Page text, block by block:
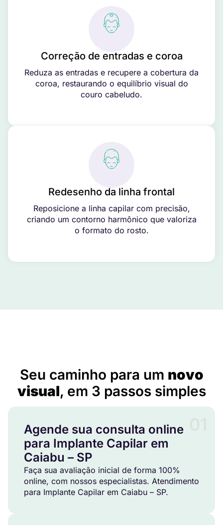
Correção de entradas e coroa
Reduza as entradas e recupere a cobertura da
coroa, restaurando o equilíbrio visual do
couro cabeludo.
Redesenho da linha frontal
Reposicione a linha capilar com precisão,
criando um contorno harmônico que valoriza
o formato do rosto.
Seu caminho para um novo
visual, em 3 passos simples
Agende sua consulta online
para Implante Capilar em
Caiabu – SP
Faça sua avaliação inicial de forma 100%
online, com nossos especialistas. Atendimento
para Implante Capilar em Caiabu – SP.